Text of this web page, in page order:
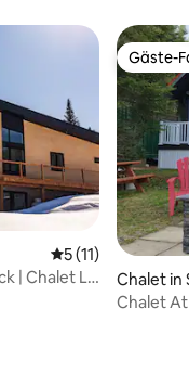
31 Bewertungen
Durchschnittliche
5 (11)
| Chalet Le
Gäste-
Gäste-
Chalet in
Chalet